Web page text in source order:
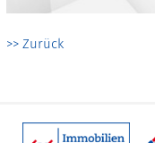
>> Zurück